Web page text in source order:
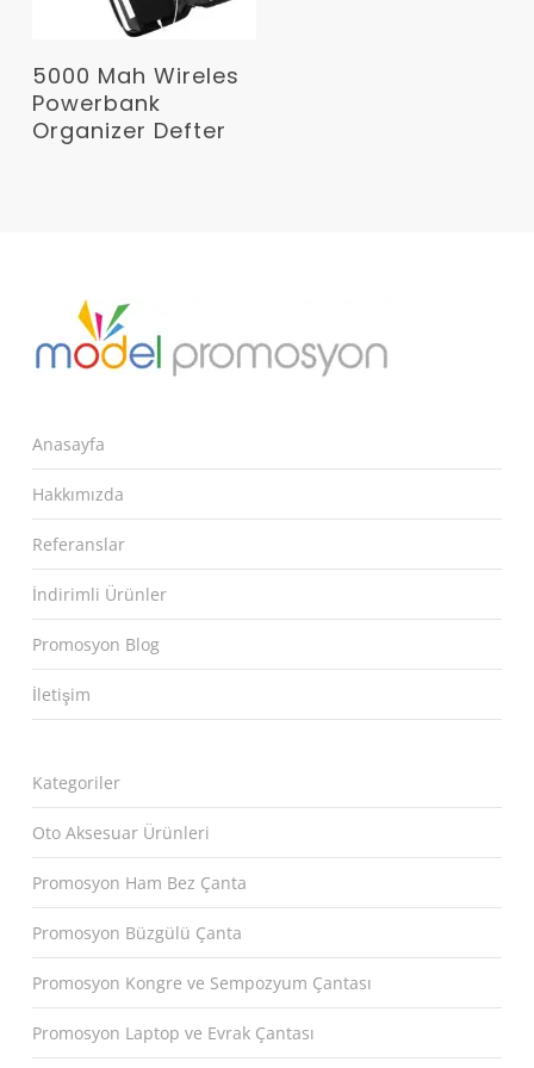
Devamını Oku
5000 Mah Wireles
Powerbank
Organizer Defter
Anasayfa
Hakkımızda
Referanslar
İndirimli Ürünler
Promosyon Blog
İletişim
Kategoriler
Oto Aksesuar Ürünleri
Promosyon Ham Bez Çanta
Promosyon Büzgülü Çanta
Promosyon Kongre ve Sempozyum Çantası
Promosyon Laptop ve Evrak Çantası